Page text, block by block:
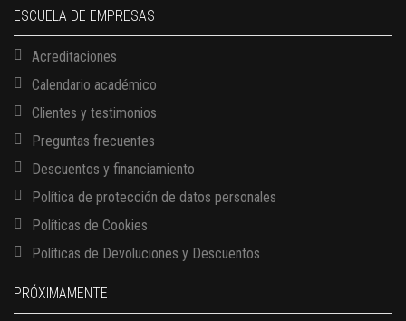
ESCUELA DE EMPRESAS
Acreditaciones
Calendario académico
Clientes y testimonios
Preguntas frecuentes
Descuentos y financiamiento
Política de protección de datos personales
Políticas de Cookies
Políticas de Devoluciones y Descuentos
PRÓXIMAMENTE
13 AGOSTO, 2026
17 AGOSTO, 2026
Gerencia de empresas familiares